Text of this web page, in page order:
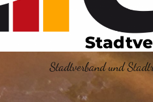
Stadtverband und